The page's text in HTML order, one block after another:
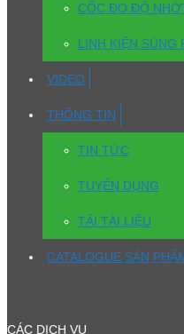
CỐC ĐO ĐỘ
LINH KIỆN SÚNG
VIDEO
THÔNG TIN
TIN TỨC
TUYỂN DỤNG
TẢI TÀI LIỆU
CATALOGUE SẢN
CÁC DỊCH VỤ